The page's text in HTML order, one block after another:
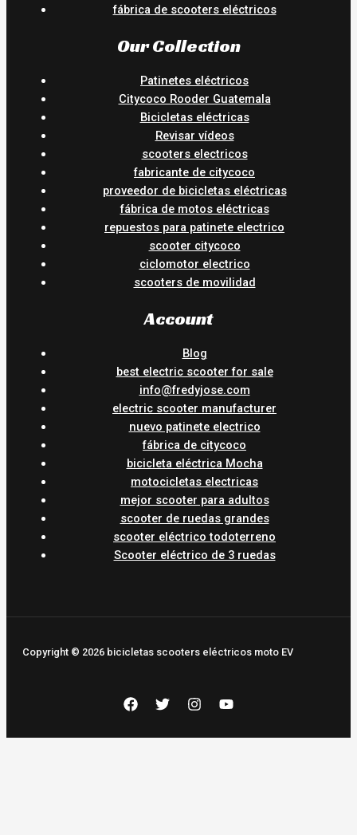
fábrica de scooters eléctricos
Our Collection
Patinetes eléctricos
Citycoco Rooder Guatemala
Bicicletas eléctricas
Revisar vídeos
scooters electricos
fabricante de citycoco
proveedor de bicicletas eléctricas
fábrica de motos eléctricas
repuestos para patinete electrico
scooter citycoco
ciclomotor electrico
scooters de movilidad
Account
Blog
best electric scooter for sale
info@fredyjose.com
electric scooter manufacturer
nuevo patinete electrico
fábrica de citycoco
bicicleta eléctrica Mocha
motocicletas electricas
mejor scooter para adultos
scooter de ruedas grandes
scooter eléctrico todoterreno
Scooter eléctrico de 3 ruedas
Copyright © 2026 bicicletas scooters eléctricos moto EV